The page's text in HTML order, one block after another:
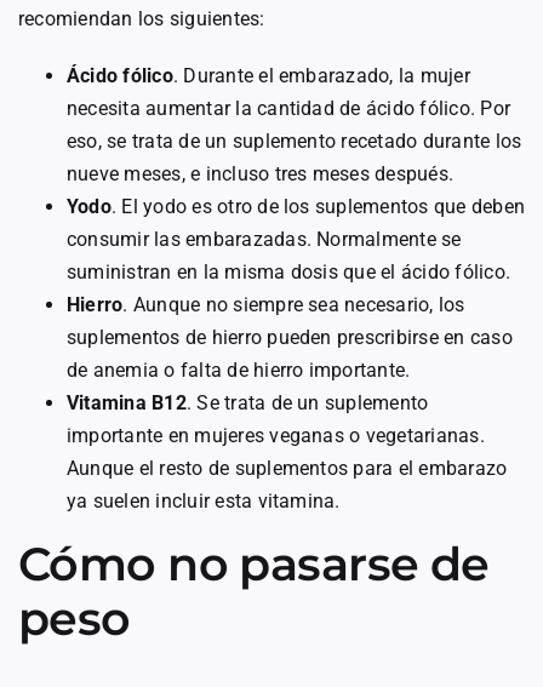
recomiendan los siguientes:
Ácido fólico. Durante el embarazado, la mujer
necesita aumentar la cantidad de ácido fólico. Por
eso, se trata de un suplemento recetado durante los
nueve meses, e incluso tres meses después.
Yodo. El yodo es otro de los suplementos que deben
consumir las embarazadas. Normalmente se
suministran en la misma dosis que el ácido fólico.
Hierro. Aunque no siempre sea necesario, los
suplementos de hierro pueden prescribirse en caso
de anemia o falta de hierro importante.
Vitamina B12. Se trata de un suplemento
importante en mujeres veganas o vegetarianas.
Aunque el resto de suplementos para el embarazo
ya suelen incluir esta vitamina.
Cómo no pasarse de
peso